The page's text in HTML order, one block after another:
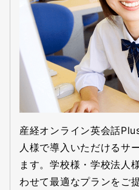
産経オンライン英会話
人様で導入いただけるサ
ます。学校様・学校法人
わせて最適なプランをご